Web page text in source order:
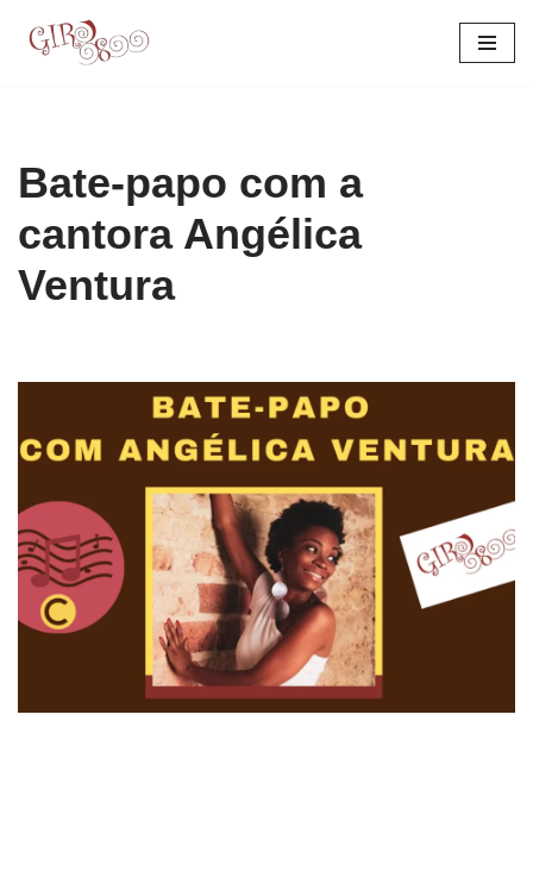
Bate-papo com a
cantora Angélica
Ventura